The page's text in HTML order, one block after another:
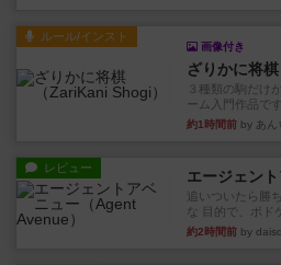
ルール/インスト
画像付き
ざりかに将棋
３種類の駒だけ
ーム入門作品で
約1時間前 by あん
レビュー エージェン
追いついたら勝
な 目的で、ボド
約2時間前 by